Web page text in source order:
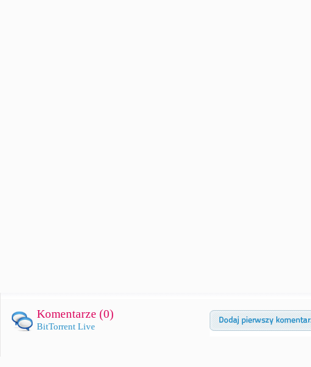
Komentarze (0)
BitTorrent Live